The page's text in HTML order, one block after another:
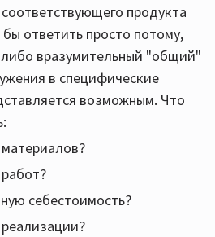
продукта
ответить просто потому,
либо вразумительный "общий"
в специфические
возможным. Что
себестоимость?